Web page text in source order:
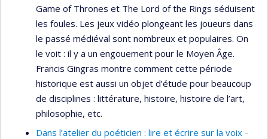
Game of Thrones et The Lord of the Rings séduisent
les foules. Les jeux vidéo plongeant les joueurs dans
le passé médiéval sont nombreux et populaires. On
le voit : il y a un engouement pour le Moyen Âge.
Francis Gingras montre comment cette période
historique est aussi un objet d’étude pour beaucoup
de disciplines : littérature, histoire, histoire de l’art,
philosophie, etc.
Dans l’atelier du poéticien : lire et écrire sur la voix -